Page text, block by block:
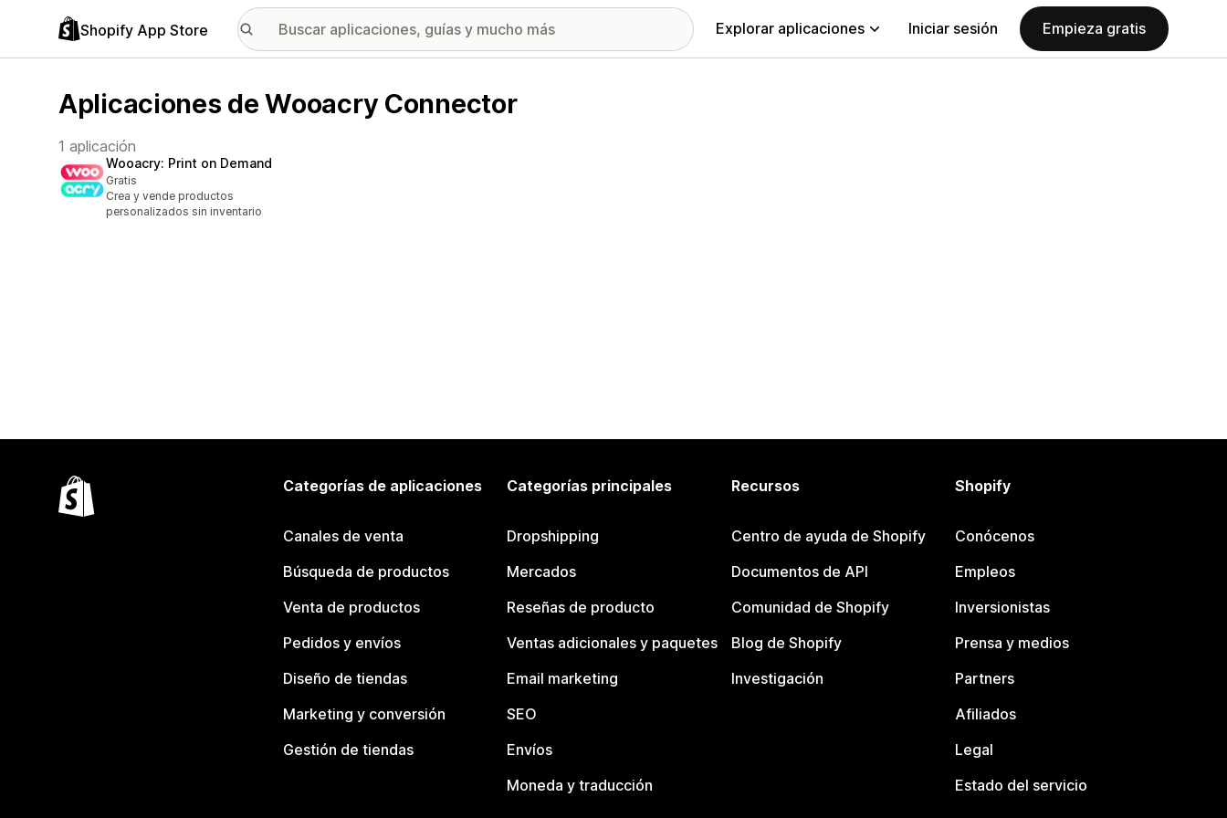
Shopify App Store Explorar aplicaciones Iniciar sesión Empieza gratis
Aplicaciones de Wooacry Connector
1 aplicación
Wooacry: Print on Demand
Gratis
Crea y vende productos
personalizados sin inventario
Categorías de aplicaciones
Canales de venta
Búsqueda de productos
Venta de productos
Pedidos y envíos
Diseño de tiendas
Marketing y conversión
Gestión de tiendas
Categorías principales
Dropshipping
Mercados
Reseñas de producto
Ventas adicionales y paquetes
Email marketing
SEO
Envíos
Moneda y traducción
Recursos
Centro de ayuda de Shopify
Documentos de API
Comunidad de Shopify
Blog de Shopify
Investigación
Shopify
Conócenos
Empleos
Inversionistas
Prensa y medios
Partners
Afiliados
Legal
Estado del servicio